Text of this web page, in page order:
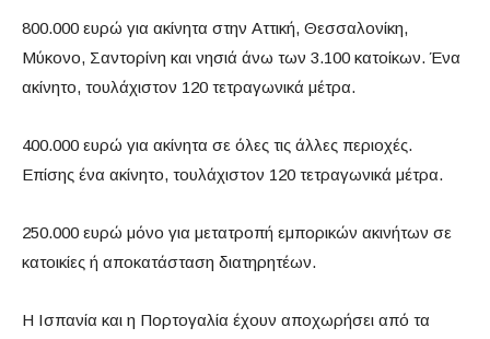
800.000 ευρώ για ακίνητα στην Αττική, Θεσσαλονίκη,
Μύκονο, Σαντορίνη και νησιά άνω των 3.100 κατοίκων. Ένα
ακίνητο, τουλάχιστον 120 τετραγωνικά μέτρα.
400.000 ευρώ για ακίνητα σε όλες τις άλλες περιοχές.
Επίσης ένα ακίνητο, τουλάχιστον 120 τετραγωνικά μέτρα.
250.000 ευρώ μόνο για μετατροπή εμπορικών ακινήτων σε
κατοικίες ή αποκατάσταση διατηρητέων.
Η Ισπανία και η Πορτογαλία έχουν αποχωρήσει από τα